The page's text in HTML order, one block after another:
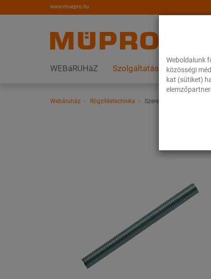
Weboldalunk
közösségi
kat (sütiket)
www.muepro.hu
WEBáRUHàZ Szolgáltatások
Webáruhàz Rögzítéstechnika Szerelési anyagok